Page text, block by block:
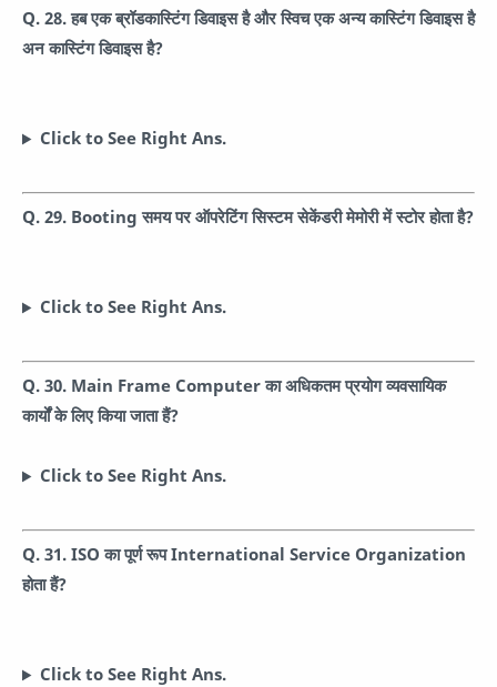
Q. 28. हब एक ब्रॉडकास्टिंग डिवाइस है और स्विच एक अन्य कास्टिंग डिवाइस है
अन कास्टिंग डिवाइस है?
Click to See Right Ans.
Q. 29. Booting समय पर ऑपरेटिंग सिस्टम सेकेंडरी मेमोरी में स्टोर होता है?
Click to See Right Ans.
Q. 30. Main Frame Computer का अधिकतम प्रयोग व्यवसायिक
कार्यों के लिए किया जाता हैं?
Click to See Right Ans.
Q. 31. ISO का पूर्ण रूप International Service Organization
होता हैं?
Click to See Right Ans.